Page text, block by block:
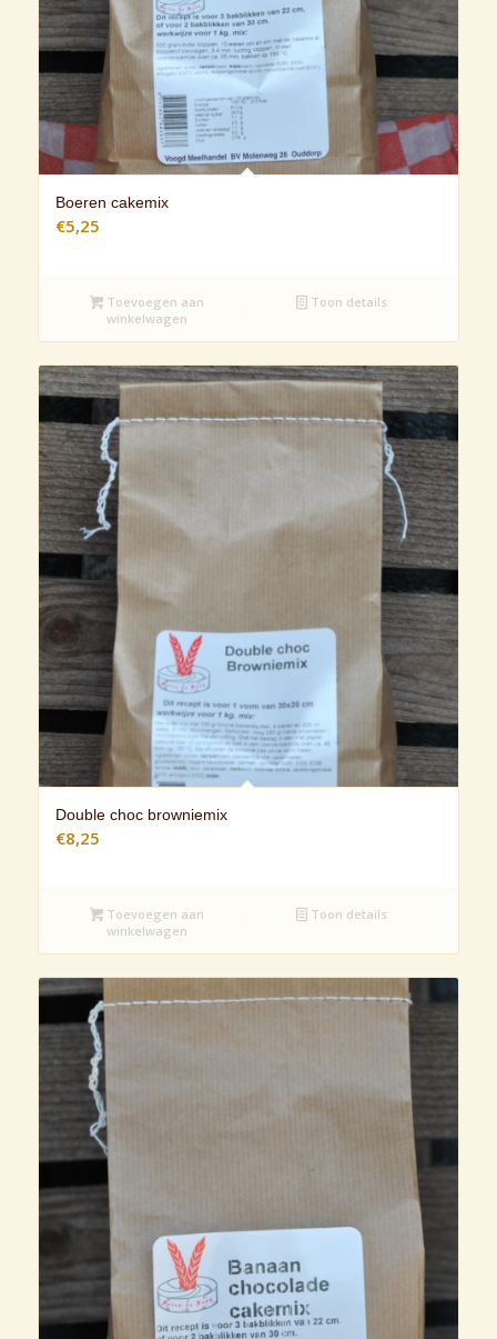
Boeren cakemix
€5,25
Toevoegen aan
winkelwagen
Toon details
Double choc browniemix
€8,25
Toevoegen aan
winkelwagen
Toon details